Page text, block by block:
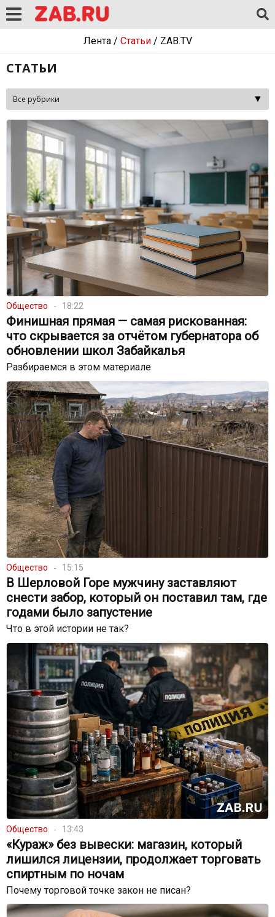
Лента/ Статьи/ ZAB.TV
СТАТЬИ
Общество 18:22
Финишная прямая — самая рискованная:
что скрывается за отчётом губернатора об
обновлении школ Забайкалья
Разбираемся в этом материале
Общество 15:15
В Шерловой Горе мужчину заставляют
снести забор, который он поставил там, где
годами было запустение
Что в этой истории не так?
Общество 13:43
«Кураж» без вывески: магазин, который
лишился лицензии, продолжает торговать
спиртным по ночам
Почему торговой точке закон не писан?